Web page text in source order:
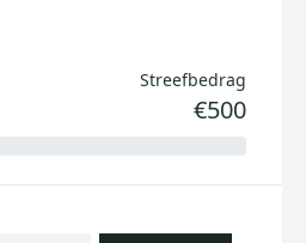
Streefbedrag
€500